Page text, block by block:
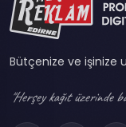
Bütçenize ve işinize
"Herşey kağıt üzerinde